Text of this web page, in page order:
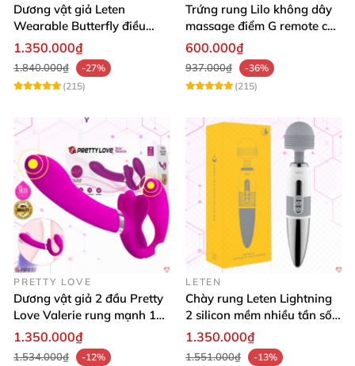
Dương vật giả Leten
Wearable Butterfly điều
khiển app bluetooth 16 chế
1.350.000₫
1.840.000₫
-27%
(215)
Trứng rung Lilo không dây
massage điểm G remote cao
cấp USB
600.000₫
937.000₫
-36%
(215)
PRETTY LOVE
Dương vật giả 2 đầu Pretty
Love Valerie rung mạnh 12
chế độ cao cấp
1.350.000₫
1.534.000₫
-12%
LETEN
Chày rung Leten Lightning
2 silicon mềm nhiều tần số
rung phát nhiệt
1.350.000₫
1.551.000₫
-13%